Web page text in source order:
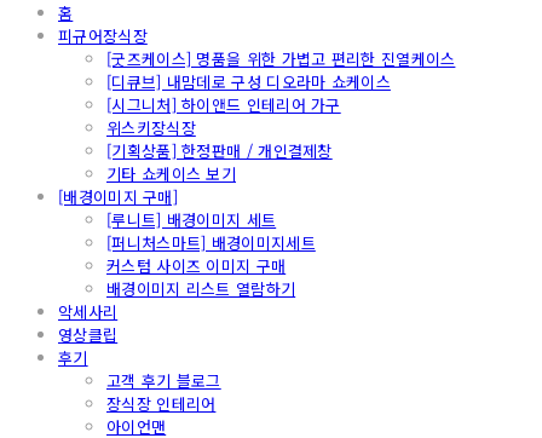
홈
피규어장식장
[굿즈케이스] 명품을 위한 가볍고 편리한 진열케이스
[디큐브] 내맘데로 구성 디오라마 쇼케이스
[시그니처] 하이앤드 인테리어 가구
위스키장식장
[기획상품] 한정판매 / 개인결제창
기타 쇼케이스 보기
[배경이미지 구매]
[루니트] 배경이미지 세트
[퍼니처스마트] 배경이미지세트
커스텀 사이즈 이미지 구매
배경이미지 리스트 열람하기
악세사리
영상클립
후기
고객 후기 블로그
장식장 인테리어
아이언맨